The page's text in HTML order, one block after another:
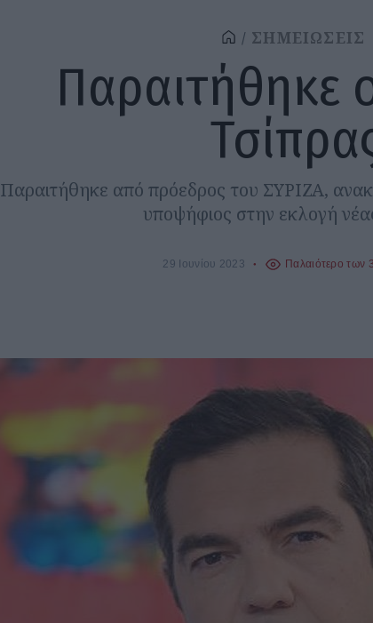
ΣΗΜΕΙΩΣΕΙΣ
Παραιτήθηκε
Παραιτήθηκε από πρόεδρος του ΣΥΡΙΖΑ,
υποψήφιος στην εκλογή
29 Ιουνίου 2023 Παλαιότερο των